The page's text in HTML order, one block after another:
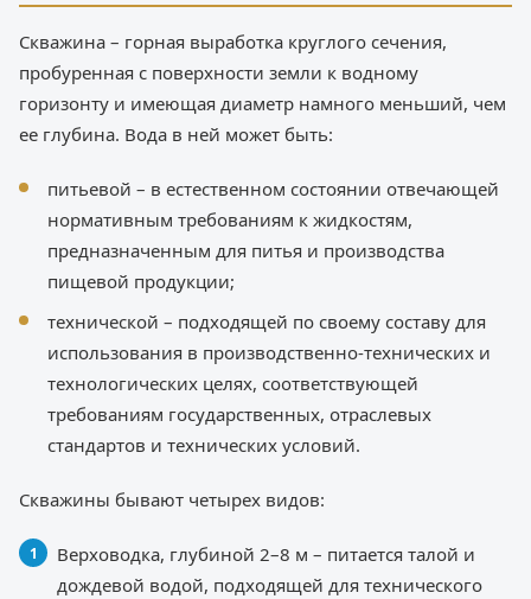
Скважина – горная выработка круглого сечения,
пробуренная с поверхности земли к водному
горизонту и имеющая диаметр намного меньший, чем
ее глубина. Вода в ней может быть:
питьевой – в естественном состоянии отвечающей
нормативным требованиям к жидкостям,
предназначенным для питья и производства
пищевой продукции;
технической – подходящей по своему составу для
использования в производственно-технических и
технологических целях, соответствующей
требованиям государственных, отраслевых
стандартов и технических условий.
Скважины бывают четырех видов:
Верховодка, глубиной 2–8 м – питается талой и
дождевой водой, подходящей для технического